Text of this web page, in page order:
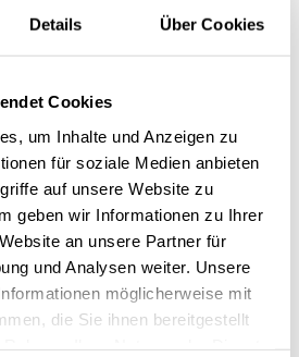
Details Über Cookies
Cookies
um Inhalte und Anzeigen zu
für soziale Medien anbieten
auf unsere Website zu
geben wir Informationen zu Ihrer
an unsere Partner für
und Analysen weiter. Unsere
möglicherweise mit
die Sie ihnen bereitgestellt
Vertrieb & Kundendienst
Bauträger
Thomas Petschnig
Business Development Manager -